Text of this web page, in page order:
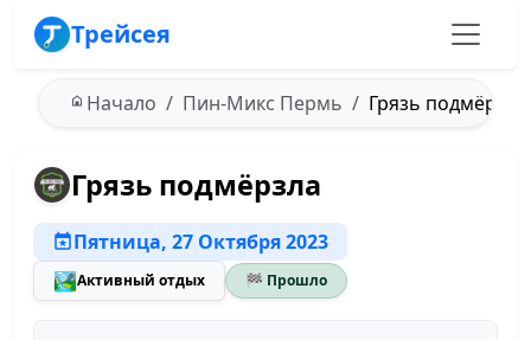
Трейсея
Начало Пин-Микс Пермь Грязь
Грязь подмёрзла
Пятница, 27 Октября 2023
🏞️Активный отдых 🏁 Прошло